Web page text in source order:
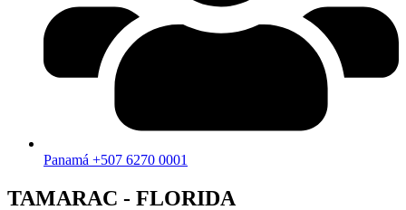
Panamá +507 6270 0001
TAMARAC - FLORIDA